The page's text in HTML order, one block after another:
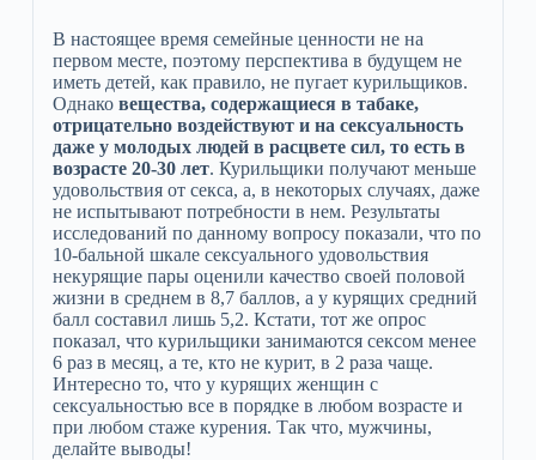
В настоящее время семейные ценности не на
первом месте, поэтому перспектива в будущем не
иметь детей, как правило, не пугает курильщиков.
Однако вещества, содержащиеся в табаке,
отрицательно воздействуют и на сексуальность
даже у молодых людей в расцвете сил, то есть в
возрасте 20-30 лет. Курильщики получают меньше
удовольствия от секса, а, в некоторых случаях, даже
не испытывают потребности в нем. Результаты
исследований по данному вопросу показали, что по
10-бальной шкале сексуального удовольствия
некурящие пары оценили качество своей половой
жизни в среднем в 8,7 баллов, а у курящих средний
балл составил лишь 5,2. Кстати, тот же опрос
показал, что курильщики занимаются сексом менее
6 раз в месяц, а те, кто не курит, в 2 раза чаще.
Интересно то, что у курящих женщин с
сексуальностью все в порядке в любом возрасте и
при любом стаже курения. Так что, мужчины,
делайте выводы!